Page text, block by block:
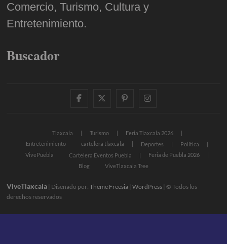
Comercio, Turismo, Cultura y
Entretenimiento.
Buscador
facebooktwitter
pinterestinstagram
Tlaxcala Turismo
Feria Tlaxcala 2026
Entretenimiento
cartelera tlaxcala Deportes
Política
VivePuebla
Cartelera Eventos Puebla
Feria de Puebla 2026
Blog
ViveTlaxcala Tree
ViveTlaxcala | Diseñado por:Theme Freesia |WordPress | © Todos los
derechos reservados